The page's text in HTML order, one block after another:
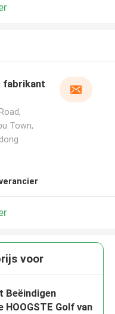
fabrikant
Town,
voor
Beëindigen
HOOGSTE Golf van